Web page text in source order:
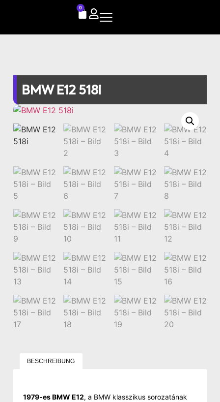
0
BMW E12 518i
BESCHREIBUNG
1979-es BMW E12, a BMW klasszikus sorozatának